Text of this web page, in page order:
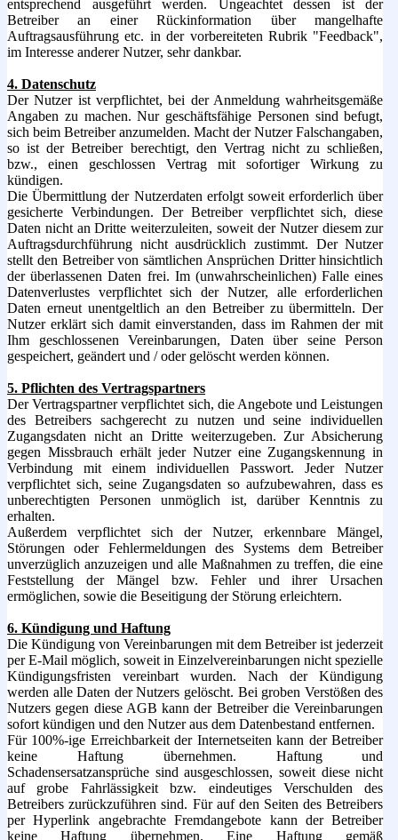
entsprechend ausgeführt werden. Ungeachtet dessen ist der
Betreiber an einer Rückinformation über mangelhafte
Auftragsausführung etc. in der vorbereiteten Rubrik "Feedback",
im Interesse anderer Nutzer, sehr dankbar.
4. Datenschutz
Der Nutzer ist verpflichtet, bei der Anmeldung wahrheitsgemäße
Angaben zu machen. Nur geschäftsfähige Personen sind befugt,
sich beim Betreiber anzumelden. Macht der Nutzer Falschangaben,
so ist der Betreiber berechtigt, den Vertrag nicht zu schließen,
bzw., einen geschlossen Vertrag mit sofortiger Wirkung zu
kündigen.
Die Übermittlung der Nutzerdaten erfolgt soweit erforderlich über
gesicherte Verbindungen. Der Betreiber verpflichtet sich, diese
Daten nicht an Dritte weiterzuleiten, soweit der Nutzer diesem zur
Auftragsdurchführung nicht ausdrücklich zustimmt. Der Nutzer
stellt den Betreiber von sämtlichen Ansprüchen Dritter hinsichtlich
der überlassenen Daten frei. Im (unwahrscheinlichen) Falle eines
Datenverlustes verpflichtet sich der Nutzer, alle erforderlichen
Daten erneut unentgeltlich an den Betreiber zu übermitteln. Der
Nutzer erklärt sich damit einverstanden, dass im Rahmen der mit
Ihm geschlossenen Vereinbarungen, Daten über seine Person
gespeichert, geändert und / oder gelöscht werden können.
5. Pflichten des Vertragspartners
Der Vertragspartner verpflichtet sich, die Angebote und Leistungen
des Betreibers sachgerecht zu nutzen und seine individuellen
Zugangsdaten nicht an Dritte weiterzugeben. Zur Absicherung
gegen Missbrauch erhält jeder Nutzer eine Zugangskennung in
Verbindung mit einem individuellen Passwort. Jeder Nutzer
verpflichtet sich, seine Zugangsdaten so aufzubewahren, dass es
unberechtigten Personen unmöglich ist, darüber Kenntnis zu
erhalten.
Außerdem verpflichtet sich der Nutzer, erkennbare Mängel,
Störungen oder Fehlermeldungen des Systems dem Betreiber
unverzüglich anzuzeigen und alle Maßnahmen zu treffen, die eine
Feststellung der Mängel bzw. Fehler und ihrer Ursachen
ermöglichen, sowie die Beseitigung der Störung erleichtern.
6. Kündigung und Haftung
Die Kündigung von Vereinbarungen mit dem Betreiber ist jederzeit
per E-Mail möglich, soweit in Einzelvereinbarungen nicht spezielle
Kündigungsfristen vereinbart wurden. Nach der Kündigung
werden alle Daten der Nutzers gelöscht. Bei groben Verstößen des
Nutzers gegen diese AGB kann der Betreiber die Vereinbarungen
sofort kündigen und den Nutzer aus dem Datenbestand entfernen.
Für 100%-ige Erreichbarkeit der Internetseiten kann der Betreiber
keine Haftung übernehmen. Haftung und
Schadensersatzansprüche sind ausgeschlossen, soweit diese nicht
auf grobe Fahrlässigkeit bzw. eindeutiges Verschulden des
Betreibers zurückzuführen sind. Für auf den Seiten des Betreibers
per Hyperlink angebrachte Fremdangebote kann der Betreiber
keine Haftung übernehmen. Eine Haftung gemäß